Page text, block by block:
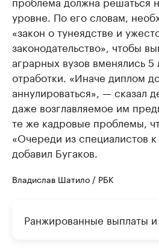
уровне. По его словам,
«закон о тунеядстве и
законодательство», чтобы
аграрных вузов вменялись 5
отработки. «Иначе диплом
аннулироваться», — сказал
даже возглавляемое им
те же кадровые проблемы,
«Очереди из специалистов
добавил Бугаков.
Владислав Шатило / РБК
Ранжированные выплаты